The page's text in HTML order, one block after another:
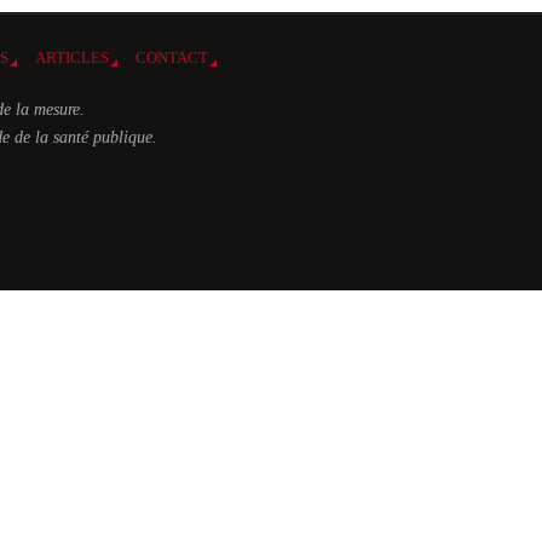
ARTICLES CONTACT
la mesure.
de la santé publique.